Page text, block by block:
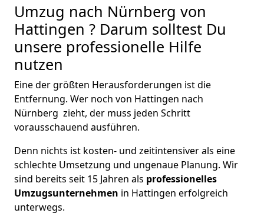
Umzug nach Nürnberg von
Hattingen ? Darum solltest Du
unsere professionelle Hilfe
nutzen
Eine der größten Herausforderungen ist die
Entfernung. Wer noch von Hattingen nach
Nürnberg zieht, der muss jeden Schritt
vorausschauend ausführen.
Denn nichts ist kosten- und zeitintensiver als eine
schlechte Umsetzung und ungenaue Planung. Wir
sind bereits seit 15 Jahren als professionelles
Umzugsunternehmen in Hattingen erfolgreich
unterwegs.